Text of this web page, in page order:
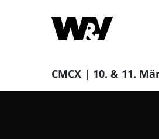
CMCX | 10. & 11.